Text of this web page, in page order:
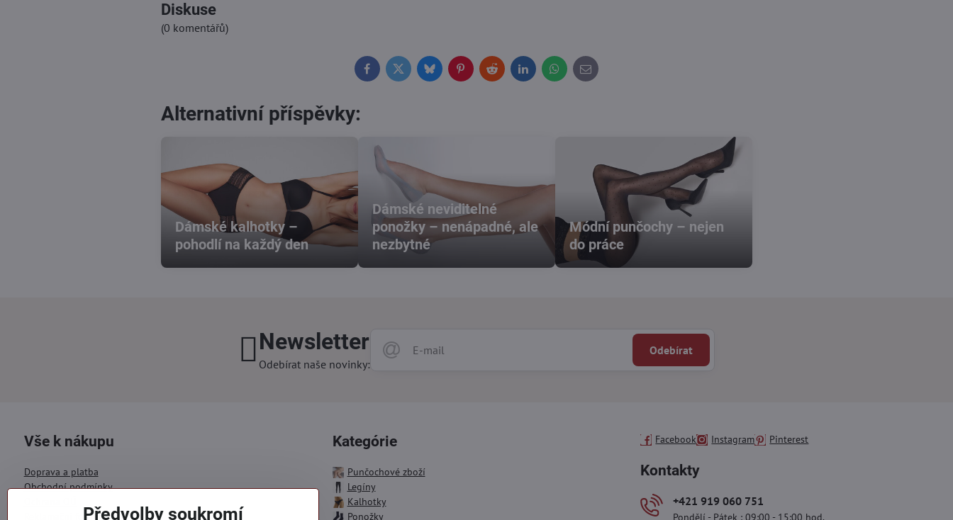
Diskuse
(0 komentářů)
FacebookTwitterBlueskyPinterestRedditLinkedInWhatsApp
E-
mail
Alternativní příspěvky:
Dámské kalhotky –
pohodlí na každý den
Dámské neviditelné
ponožky – nenápadné, ale
nezbytné
Módní punčochy – nejen
do práce
Newsletter
Odebírat naše novinky:
Odebírat
Vše k nákupu
Doprava a platba
Obchodní podmínky
Reklamační formulář
Kategórie
Punčochové zboží
Legíny
Kalhotky
Ponožky
Facebook Instagram Pinterest
Kontakty
+421 919 060 751
Pondělí - Pátek : 09:00 - 15:00 hod.
Předvolby soukromí